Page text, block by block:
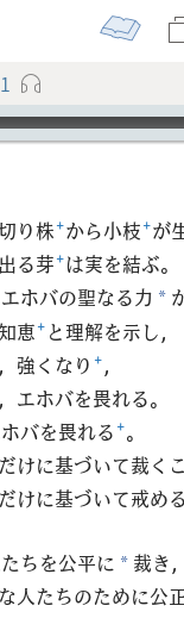
り株+から小枝+が
る芽+は実を結ぶ。
ホバの聖なる力 *
恵+と理解を示し，
強くなり +，
エホバを畏れる。
バを畏れる+。
けに基づいて裁く
けに基づいて戒め
ちを公平に * 裁き，
人たちのために公